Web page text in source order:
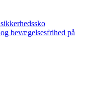
bevægelsesfrihed på